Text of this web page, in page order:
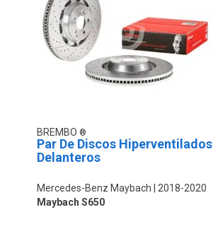
BREMBO
Par De Discos Hiperventilados
Delanteros
Mercedes-Benz Maybach
2018-2020
Maybach S650